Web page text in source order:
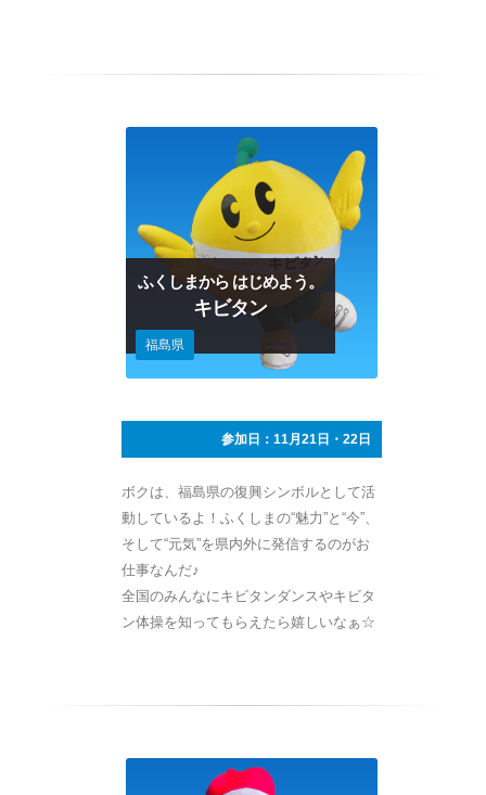
ふくしまから はじめよう。
キビタン
福島県
参加日：11月21日・22日
ボクは、福島県の復興シンボルとして活
動しているよ！ふくしまの“魅力”と“今”、
そして“元気”を県内外に発信するのがお
仕事なんだ♪
全国のみんなにキビタンダンスやキビタ
ン体操を知ってもらえたら嬉しいなぁ☆